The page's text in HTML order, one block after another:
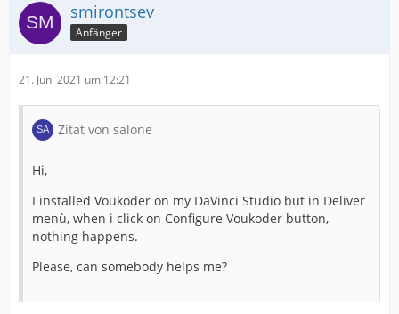
smirontsev
Anfänger
21. Juni 2021 um 12:21
Zitat von salone
Hi,
I installed Voukoder on my DaVinci Studio but in Deliver
menù, when i click on Configure Voukoder button,
nothing happens.
Please, can somebody helps me?